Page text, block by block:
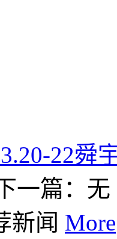
22舜
一篇：无
新闻 More